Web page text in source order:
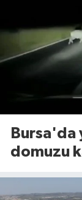
Bursa'da
domuzu